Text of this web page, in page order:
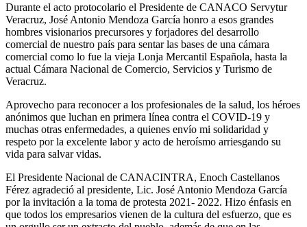
Durante el acto protocolario el Presidente de CANACO Servytur
Veracruz, José Antonio Mendoza García honro a esos grandes
hombres visionarios precursores y forjadores del desarrollo
comercial de nuestro país para sentar las bases de una cámara
comercial como lo fue la vieja Lonja Mercantil Española, hasta la
actual Cámara Nacional de Comercio, Servicios y Turismo de
Veracruz.
Aprovecho para reconocer a los profesionales de la salud, los héroes
anónimos que luchan en primera línea contra el COVID-19 y
muchas otras enfermedades, a quienes envío mi solidaridad y
respeto por la excelente labor y acto de heroísmo arriesgando su
vida para salvar vidas.
El Presidente Nacional de CANACINTRA, Enoch Castellanos
Férez agradeció al presidente, Lic. José Antonio Mendoza García
por la invitación a la toma de protesta 2021- 2022. Hizo énfasis en
que todos los empresarios vienen de la cultura del esfuerzo, que es